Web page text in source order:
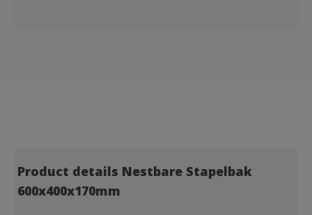
Product details Nestbare Stapelbak
600x400x170mm